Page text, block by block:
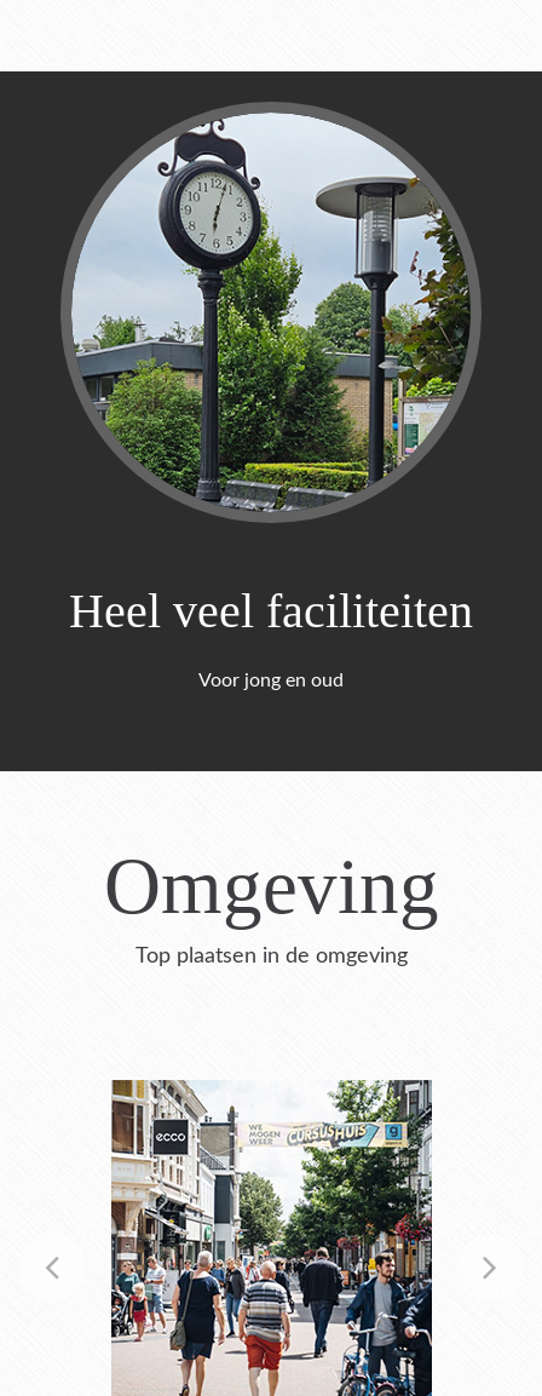
Heel veel faciliteiten
Voor jong en oud
Omgeving
Top plaatsen in de omgeving